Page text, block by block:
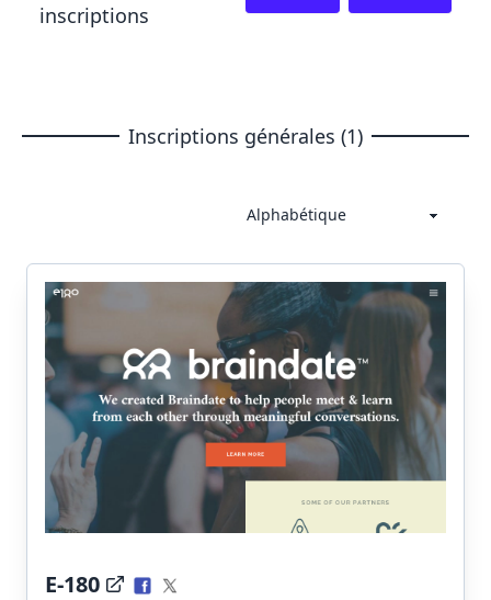
inscriptions
Inscriptions générales (1)
E-180